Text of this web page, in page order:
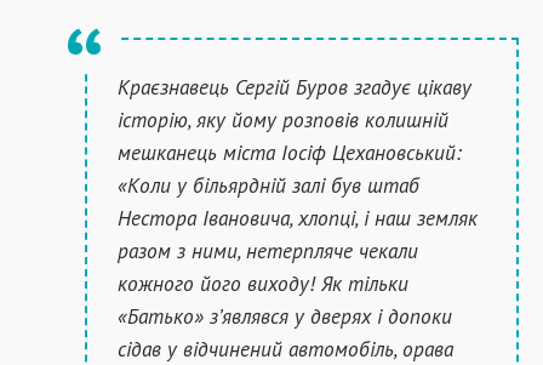
Краєзнавець Сергій Буров згадує цікаву
історію, яку йому розповів колишній
мешканець міста Іосіф Цехановський:
«Коли у більярдній залі був штаб
Нестора Івановича, хлопці, і наш земляк
разом з ними, нетерпляче чекали
кожного його виходу! Як тільки
«Батько» з’являвся у дверях і допоки
сідав у відчинений автомобіль, орава